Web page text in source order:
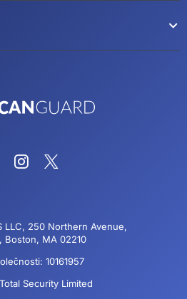
LLC, 250 Northern Avenue,
Boston, MA 02210
10161957
Security Limited